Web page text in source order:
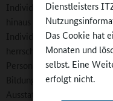
Dienstleisters
Das Cookie hat
Monaten und
selbst. Eine
erfolgt nicht.
Individuelle Förderung an
hinaus monieren sie
Individueller Förderung in
herrschende
Personals im Umgang mit
Bildungssituationen.
Ausstattungsressourcen